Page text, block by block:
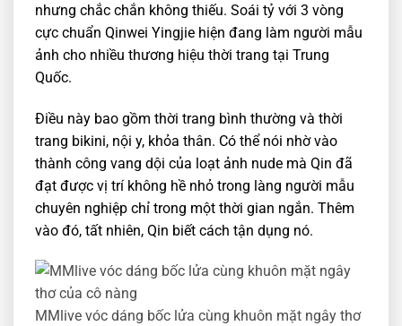
nhưng chắc chắn không thiếu. Soái tỷ với 3 vòng
cực chuẩn Qinwei Yingjie hiện đang làm người mẫu
ảnh cho nhiều thương hiệu thời trang tại Trung
Quốc.
Điều này bao gồm thời trang bình thường và thời
trang bikini, nội y, khỏa thân. Có thể nói nhờ vào
thành công vang dội của loạt ảnh nude mà Qin đã
đạt được vị trí không hề nhỏ trong làng người mẫu
chuyên nghiệp chỉ trong một thời gian ngắn. Thêm
vào đó, tất nhiên, Qin biết cách tận dụng nó.
MMlive vóc dáng bốc lửa cùng khuôn mặt ngây thơ